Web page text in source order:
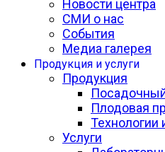
Новости центра
СМИ о нас
События
Медиа галерея
Продукция и услуги
Продукция
Плодовая
Технологии
Услуги